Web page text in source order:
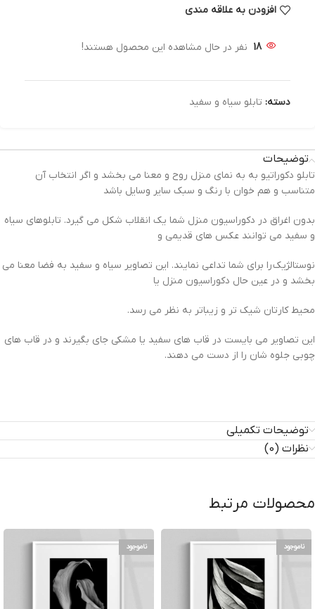
افزودن به علاقه مندی
18 نفر در حال مشاهده این محصول هستند!
دسته: تابلو سیاه و سفید
توضیحات
تابلو دکوراتیو به به نمای منزل روح و معنا می بخشد و اگر انتخاب آن
متناسب و هم خوان با رنگ و سبک سایر وسایل باشد
بدون اغراق در دکوراسیون منزل شما یک انقلاب شکل می گیرد. تابلوهای سیاه
و سفید می توانند عکس های قدیمی و
نوستالژیک را برای شما تداعی نمایند. این تصاویر سیاه و سفید به فضا معنا می
بخشد و در عین حال دکوراسیون منزل یا
محیط کارتان شیک تر و زیباتر به نظر می رسد.
این تصاویر می بایست در قاب های سفید یا مشکی جای بگیرند و در قاب های
چوبی جلوه شان را از دست می دهند.
توضیحات تکمیلی
نظرات (0)
محصولات مرتبط
ناموجود ناموجود